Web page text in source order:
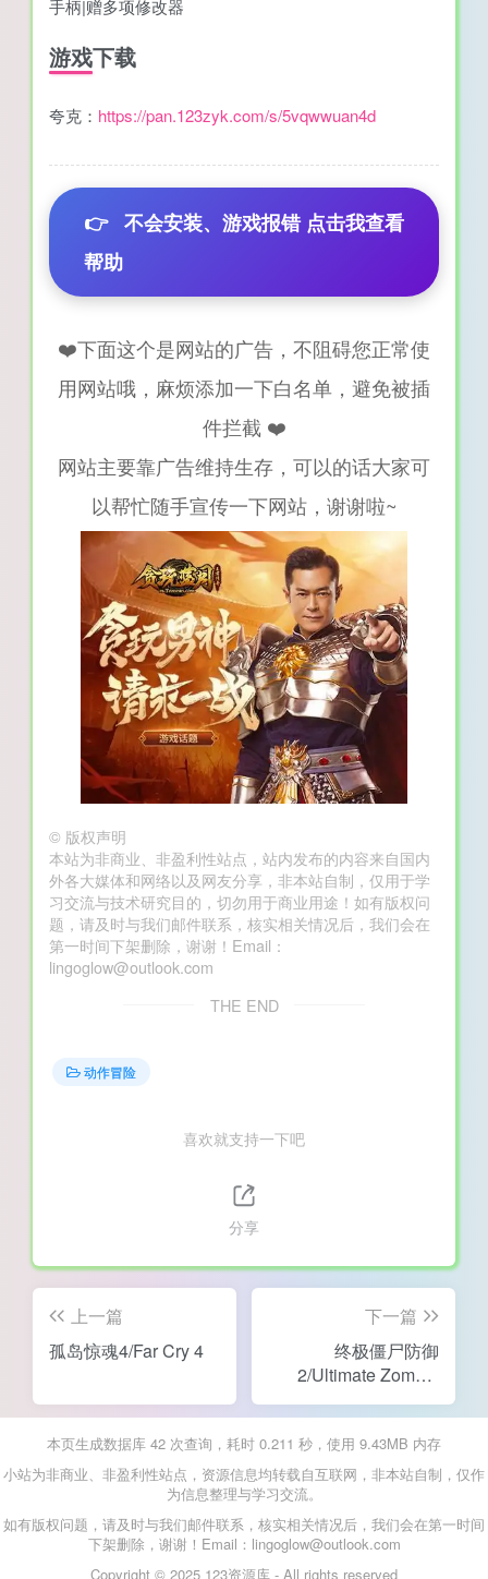
手柄|赠多项修改器
游戏下载
夸克： https://pan.123zyk.com/s/5vqwwuan4d
👉 不会安装、游戏报错 点击我查看
帮助
❤️下面这个是网站的广告，不阻碍您正常使
用网站哦，麻烦添加一下白名单，避免被插
件拦截 ❤️
网站主要靠广告维持生存，可以的话大家可
以帮忙随手宣传一下网站，谢谢啦~
© 版权声明
本站为非商业、非盈利性站点，站内发布的内容来自国内
外各大媒体和网络以及网友分享，非本站自制，仅用于学
习交流与技术研究目的，切勿用于商业用途！如有版权问
题，请及时与我们邮件联系，核实相关情况后，我们会在
第一时间下架删除，谢谢！Email：
lingoglow@outlook.com
THE END
动作冒险
喜欢就支持一下吧
分享
上一篇
孤岛惊魂4/Far Cry 4
下一篇
终极僵尸防御
2/Ultimate Zombie
Defense 2
本页生成数据库 42 次查询，耗时 0.211 秒，使用 9.43MB 内存
小站为非商业、非盈利性站点，资源信息均转载自互联网，非本站自制，仅作
为信息整理与学习交流。
如有版权问题，请及时与我们邮件联系，核实相关情况后，我们会在第一时间
下架删除，谢谢！Email：lingoglow@outlook.com
Copyright © 2025 123资源库 - All rights reserved